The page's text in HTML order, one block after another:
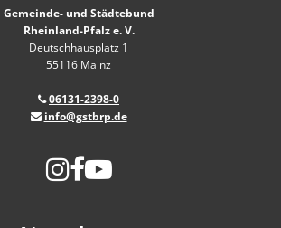
Gemeinde- und Städtebund
Rheinland-Pfalz e. V.
Deutschhausplatz 1
55116 Mainz
06131-2398-0
info@gstbrp.de